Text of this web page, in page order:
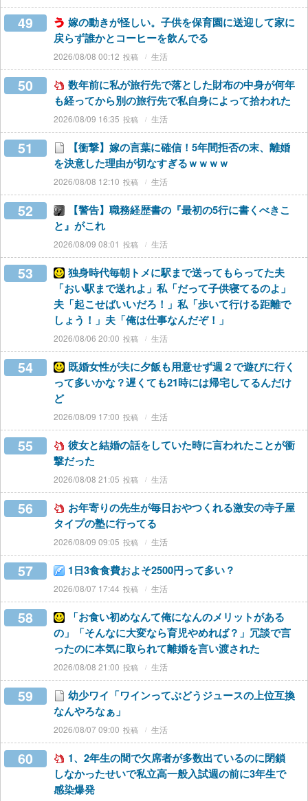
49
嫁の動きが怪しい。子供を保育園に送迎して家に
戻らず誰かとコーヒーを飲んでる
2026/08/08 00:12 生活
50
数年前に私が旅行先で落とした財布の中身が何年
も経ってから別の旅行先で私自身によって拾われた
2026/08/09 16:35 生活
51
【衝撃】嫁の言葉に確信！5年間拒否の末、離婚
を決意した理由が切なすぎるｗｗｗｗ
2026/08/08 12:10 生活
52
【警告】職務経歴書の『最初の5行に書くべきこ
と』がこれ
2026/08/09 08:01 生活
53
独身時代毎朝トメに駅まで送ってもらってた夫
「おい駅まで送れよ」私「だって子供寝てるのよ」
夫「起こせばいいだろ！」私「歩いて行ける距離で
しょう！」夫「俺は仕事なんだぞ！」
2026/08/06 20:00 生活
54
既婚女性が夫に夕飯も用意せず週２で遊びに行く
って多いかな？遅くても21時には帰宅してるんだけ
ど
2026/08/09 17:00 生活
55
彼女と結婚の話をしていた時に言われたことが衝
撃だった
2026/08/08 21:05 生活
56
お年寄りの先生が毎日おやつくれる激安の寺子屋
タイプの塾に行ってる
2026/08/09 09:05 生活
57 1日3食食費およそ2500円って多い？
2026/08/07 17:44 生活
58
「お食い初めなんて俺になんのメリットがある
の」「そんなに大変なら育児やめれば？」冗談で言
ったのに本気に取られて離婚を言い渡された
2026/08/08 21:00 生活
59
幼少ワイ「ワインってぶどうジュースの上位互換
なんやろなぁ」
2026/08/07 09:00 生活
60
1、2年生の間で欠席者が多数出ているのに閉鎖
しなかったせいで私立高一般入試週の前に3年生で
感染爆発